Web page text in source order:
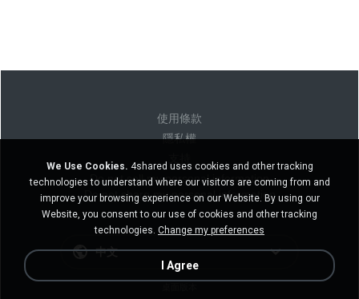
使用條款
隱私權
Do not sell my personal information
Do not share my personal information
中文
We Use Cookies. 4shared uses cookies and other tracking
technologies to understand where our visitors are coming from and
improve your browsing experience on our Website. By using our
Website, you consent to our use of cookies and other tracking
technologies. Change my preferences
I Agree